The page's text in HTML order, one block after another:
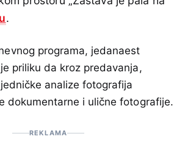
.
programa, jedanaest
priliku da kroz predavanja,
analize fotografija
dokumentarne i ulične fotografije.
REKLAMA